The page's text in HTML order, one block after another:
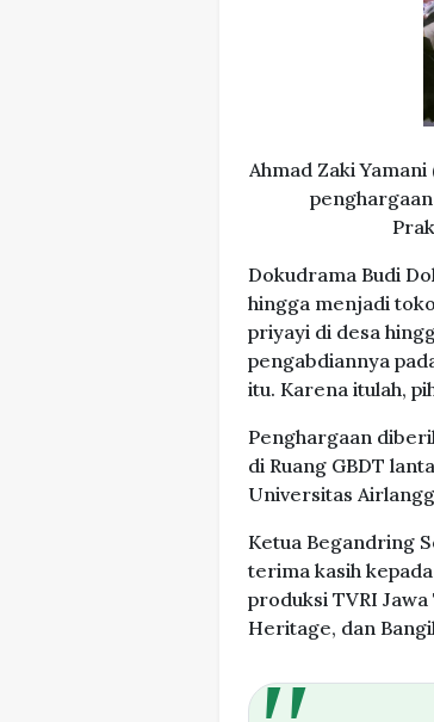
Ahmad Zaki
Dokudrama Budi
hingga menjadi
priyayi di desa
pengabdiannya
itu. Karena itulah,
Penghargaan
di Ruang GBDT
Universitas
Ketua Begandring
terima kasih
produksi TVRI
Heritage, dan